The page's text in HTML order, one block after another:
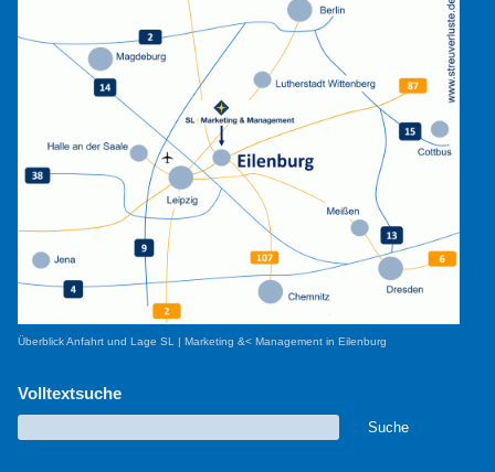
Überblick Anfahrt und Lage SL | Marketing &< Management in Eilenburg
Volltextsuche